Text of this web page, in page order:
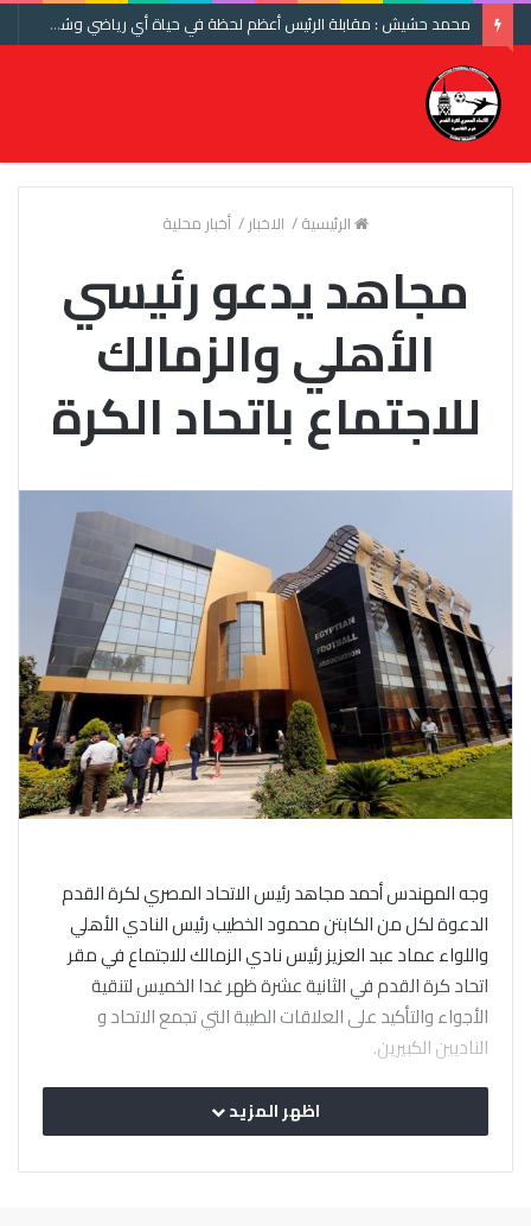
محمد حشيش : مقابلة الرئيس أعظم لحظة في حياة أي رياضي وشكرا اتحاد الكرة ومنتخب مصر
الرئيسية/ الاخبار/ أخبار محلية
مجاهد يدعو رئيسي
الأهلي والزمالك
للاجتماع باتحاد الكرة
وجه المهندس أحمد مجاهد رئيس الاتحاد المصري لكرة القدم
الدعوة لكل من الكابتن محمود الخطيب رئيس النادي الأهلي
واللواء عماد عبد العزيز رئيس نادي الزمالك للاجتماع في مقر
اتحاد كرة القدم في الثانية عشرة ظهر غدا الخميس لتنقية
الأجواء والتأكيد على العلاقات الطيبة التي تجمع الاتحاد و
الناديين الكبيرين.
اظهر المزيد